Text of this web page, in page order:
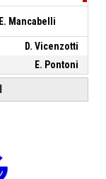
E. Mancabelli
D. Vicenzotti
E. Pontoni